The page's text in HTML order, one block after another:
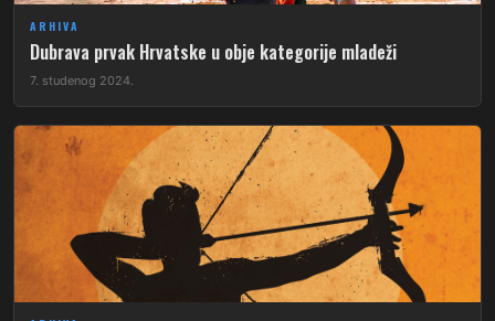
ARHIVA
Dubrava prvak Hrvatske u obje kategorije mladeži
7. studenog 2024.